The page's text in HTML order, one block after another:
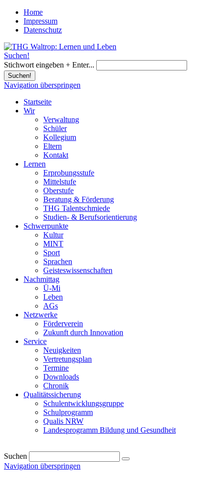
Home
Impressum
Datenschutz
Suchen!
Stichwort eingeben + Enter...
Suchen!
Navigation überspringen
Startseite
Wir
Verwaltung
Schüler
Kollegium
Eltern
Kontakt
Lernen
Erprobungsstufe
Mittelstufe
Oberstufe
Beratung & Förderung
THG Talentschmiede
Studien- & Berufsorientierung
Schwerpunkte
Kultur
MINT
Sport
Sprachen
Geisteswissenschaften
Nachmittag
Ü-Mi
Leben
AGs
Netzwerke
Förderverein
Zukunft durch Innovation
Service
Neuigkeiten
Vertretungsplan
Termine
Downloads
Chronik
Qualitätssicherung
Schulentwicklungsgruppe
Schulprogramm
Qualis NRW
Landesprogramm Bildung und Gesundheit
Suchen
Navigation überspringen